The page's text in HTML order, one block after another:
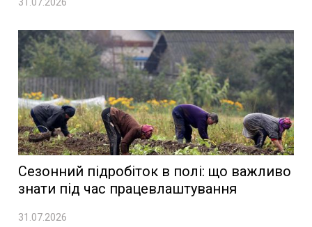
Сезонний підробіток в полі: що важливо
знати під час працевлаштування
31.07.2026